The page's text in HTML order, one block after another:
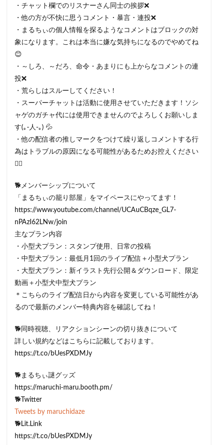
・チャット欄でのリスナーさん同士の挨拶❌
・他の方が不快に思うコメント・暴言・連投❌
・まるちぃの個人情報を探るようなコメントはブロックの対
象になります。これは本当に嫌な気持ちになるのでやめてね
😊
・～しろ、～だろ、命令・あまりにも上からなコメントの連
投❌
・荒らしはスルーしてください！
・スーパーチャットは活動に使用させていただきます！ソシ
ャゲのガチャ代には使用できませんのでよろしくお願いしま
す(｡-人-｡) 💦
・他の配信者の推しマークをつけて繰り返しコメントする行
為はトラブルの原因になる可能性があるためお控えください
🙇‍♀️
🐕メンバーシップについて
「まるちぃの籠り部屋」をマイペースにやってます！
https://www.youtube.com/channel/UCAuCBqze_GL7-
nPAzI62LNw/join
主なプラン内容
・小型犬プラン：スタンプ使用、日常の投稿
・中型犬プラン：最低月1回のライブ配信＋小型犬プラン
・大型犬プラン：新イラスト先行公開＆ダウンロード、限定
動画＋小型犬中型犬プラン
＊こちらのライブ配信日から内容を変更している可能性があ
るので最新のメンバー特典内容を確認してね！
🐕同時視聴、リアクションシーンの切り抜きについて
詳しい規約などはこちらに記載しております。
https://t.co/bUesPXDMJy
🐕まるちぃ謎グッズ
https://maruchi-maru.booth.pm/
🐕Twitter
Tweets by maruchidaze
🐕Lit.Link
https://t.co/bUesPXDMJy